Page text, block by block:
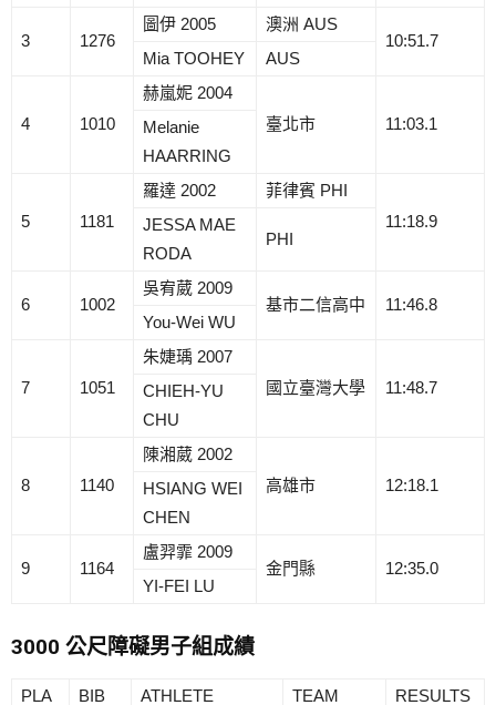
3 1276
圖伊 2005
澳洲 AUS
10:51.7
Mia TOOHEY
AUS
4 1010
赫嵐妮 2004
臺北市
11:03.1
Melanie
HAARRING
5 1181
羅達 2002
菲律賓 PHI
11:18.9
JESSA MAE
RODA
PHI
6 1002
吳宥葳 2009
基市二信高中
11:46.8
You-Wei WU
7 1051
朱婕瑀 2007
國立臺灣大學
11:48.7
CHIEH-YU
CHU
8 1140
陳湘葳 2002
高雄市
12:18.1
HSIANG WEI
CHEN
9 1164
盧羿霏 2009
金門縣
12:35.0
YI-FEI LU
3000 公尺障礙男子組成績
PLA BIB ATHLETE TEAM RESULTS